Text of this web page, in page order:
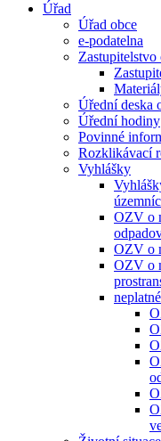
Úřad
Úřad obce
e-podatelna
Zastupitelstvo
Úřední deska
Úřední hodiny
Povinné
Rozklikávací
Vyhlášky
OZV o
OZV o
OZV o